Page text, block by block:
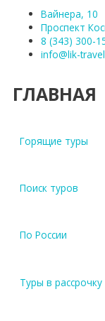
Вайнера, 10
Проспект
8 (343) 300-
info@lik-
ГЛАВНАЯ
Горящие туры
Поиск туров
По России
Туры в рассрочку